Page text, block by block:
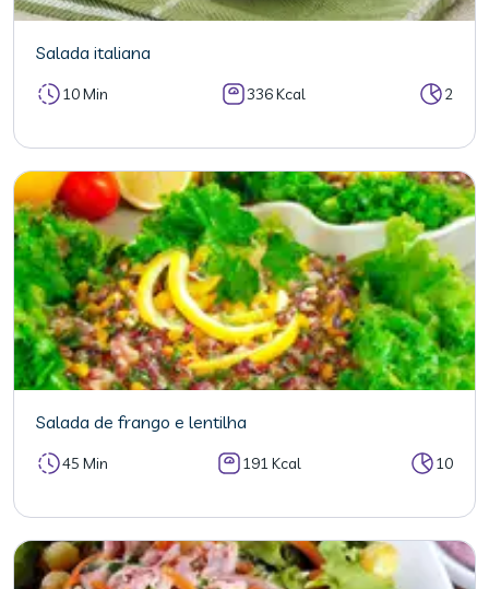
Salada italiana
10 Min 336 Kcal 2
Salada de frango e lentilha
45 Min 191 Kcal 10